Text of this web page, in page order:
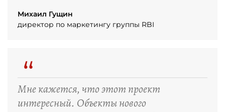
Михаил Гущин
директор по маркетингу группы RBI
“
Мне кажется, что этот проект
интересный. Объекты нового